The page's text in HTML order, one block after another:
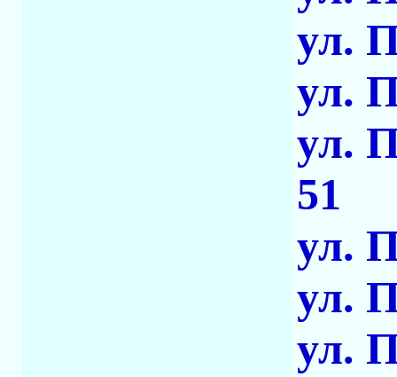
ул.
ул.
ул.
51
ул.
ул.
ул.